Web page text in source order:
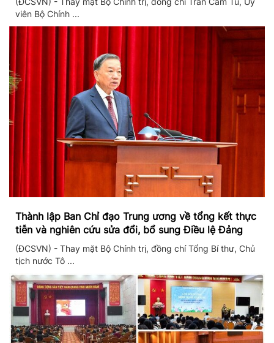
viên Bộ Chính ...
Thành lập Ban Chỉ đạo Trung ương về tổng kết thực
tiễn và nghiên cứu sửa đổi, bổ sung Điều lệ Đảng
(ĐCSVN) - Thay mặt Bộ Chính trị, đồng chí Tổng Bí thư, Chủ
tịch nước Tô ...